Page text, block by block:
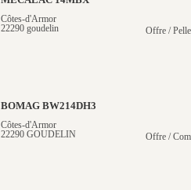
Côtes-d'Armor
22290 goudelin
Offre /
BOMAG BW214DH3
Côtes-d'Armor
22290 GOUDELIN
Offre /